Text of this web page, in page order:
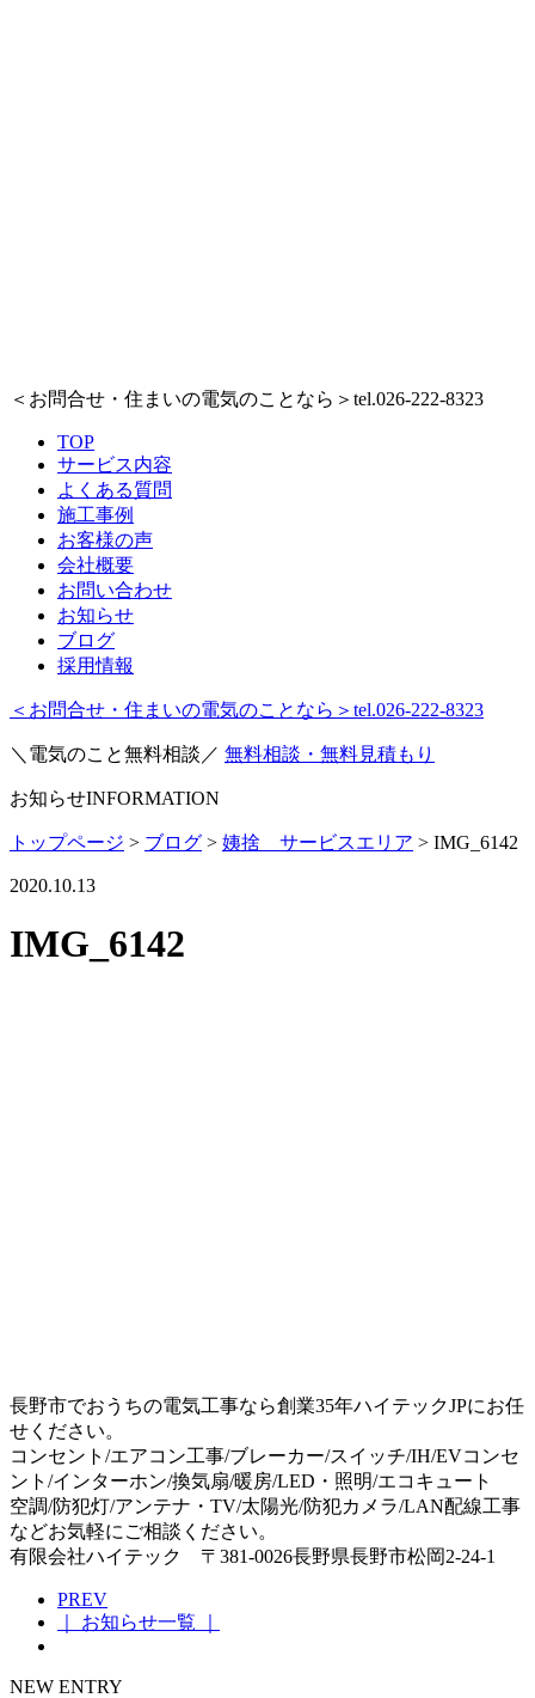
＜お問合せ・住まいの電気のことなら＞ tel.026-222-8323
TOP
サービス内容
よくある質問
施工事例
お客様の声
会社概要
お問い合わせ
お知らせ
ブログ
採用情報
＜お問合せ・住まいの電気のことなら＞ tel.026-222-8323
＼電気のこと無料相談／ 無料相談・無料見積もり
お知らせINFORMATION
トップページ > ブログ > 姨捨 サービスエリア > IMG_6142
2020.10.13
IMG_6142
長野市でおうちの電気工事なら創業35年ハイテックJPにお任
せください。
コンセント/エアコン工事/ブレーカー/スイッチ/IH/EVコンセ
ント/インターホン/換気扇/暖房/LED・照明/エコキュート
空調/防犯灯/アンテナ・TV/太陽光/防犯カメラ/LAN配線工事
などお気軽にご相談ください。
有限会社ハイテック 〒381-0026長野県長野市松岡2-24-1
PREV
｜ お知らせ一覧 ｜
NEW ENTRY